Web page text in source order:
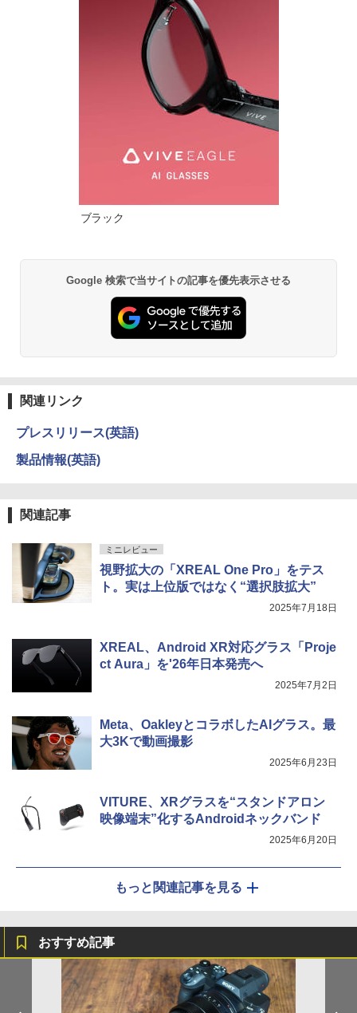
ブラック
Google 検索で当サイトの記事を優先表示させる
関連リンク
プレスリリース(英語)
製品情報(英語)
関連記事
ミニレビュー
視野拡大の「XREAL One Pro」をテス
ト。実は上位版ではなく“選択肢拡大”
2025年7月18日
XREAL、Android XR対応グラス「Proje
ct Aura」を'26年日本発売へ
2025年7月2日
Meta、OakleyとコラボしたAIグラス。最
大3Kで動画撮影
2025年6月23日
VITURE、XRグラスを“スタンドアロン
映像端末”化するAndroidネックバンド
2025年6月20日
もっと関連記事を見る
おすすめ記事